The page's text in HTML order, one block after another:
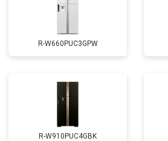
R-W660PUC3GPW
R-W910PUC4GBK